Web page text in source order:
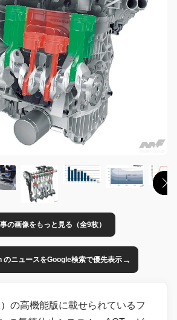
の画像をもっと見る（全9枚）
のニュースをGoogle検索で優先表示→
の高機能版に載せられているフ